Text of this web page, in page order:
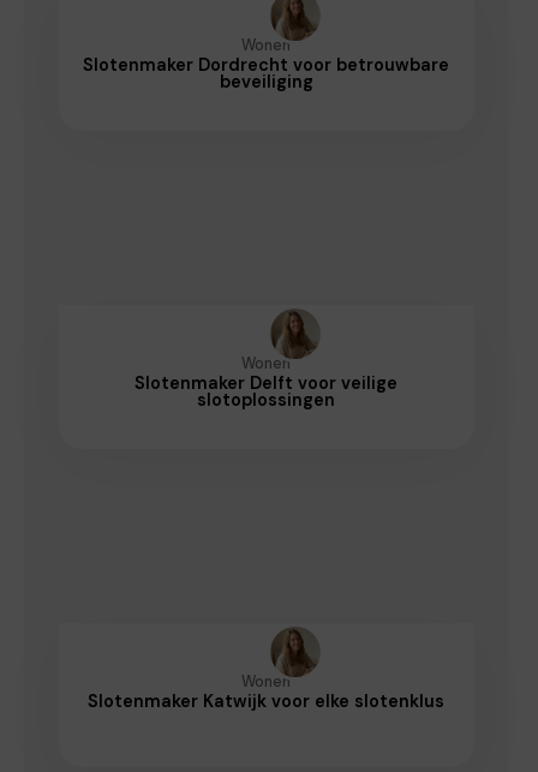
Wonen
Slotenmaker Dordrecht voor betrouwbare
beveiliging
Wonen
Slotenmaker Delft voor veilige
slotoplossingen
Wonen
Slotenmaker Katwijk voor elke slotenklus